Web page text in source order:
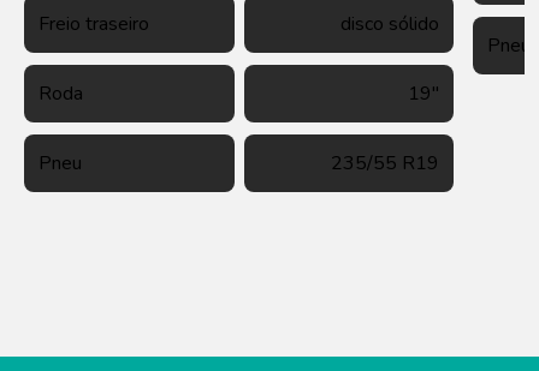
Freio traseiro disco sólido
Roda 19''
Pneu 235/55 R19
Pneu